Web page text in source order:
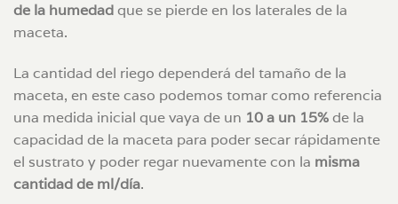
de la humedadque se pierde en los laterales de la
maceta.
La cantidad del riego dependerá del tamaño de la
maceta, en este caso podemos tomar como referencia
una medida inicial que vaya de un 10 a un 15%de la
capacidad de la maceta para poder secar rápidamente
el sustrato y poder regar nuevamente con la misma
cantidad de ml/día.